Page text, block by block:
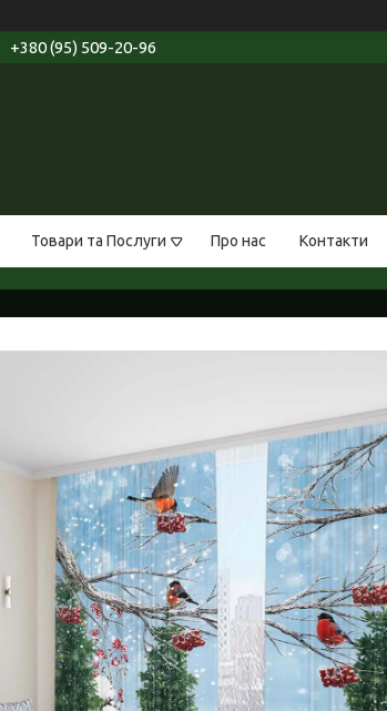
+380 (95) 509-20-96
Товари та Послуги Про нас Контакти